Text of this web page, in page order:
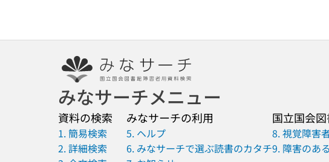
みなサーチメニュー
資料の検索
1. 簡易検索
2. 詳細検索
みなサーチの利用
5. ヘルプ
6. みなサーチで選ぶ読書のカタチ
国立国会
8. 視覚障害
9. 障害のあ